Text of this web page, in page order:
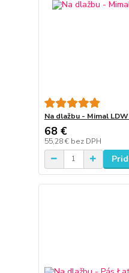
Na dlažbu - Mimal
68 €
55,28 € bez DPH